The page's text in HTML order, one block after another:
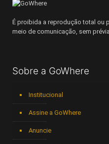
É proibida a reprodução total ou
meio de comunicação, sem
Sobre a GoWhere
Institucional
Assine a GoWhere
Anuncie